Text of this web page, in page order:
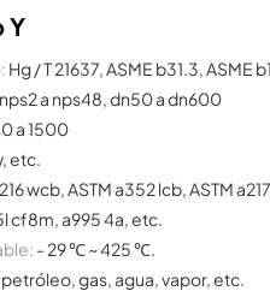
Y
Hg / T 21637, ASME b31.3, ASME
nps2 a nps48, dn50 a dn600
a 1500
etc.
wcb, ASTM a352 lcb, ASTM
cf8m, a995 4a, etc.
- 29 ℃ ~ 425 ℃.
petróleo, gas, agua, vapor, etc.